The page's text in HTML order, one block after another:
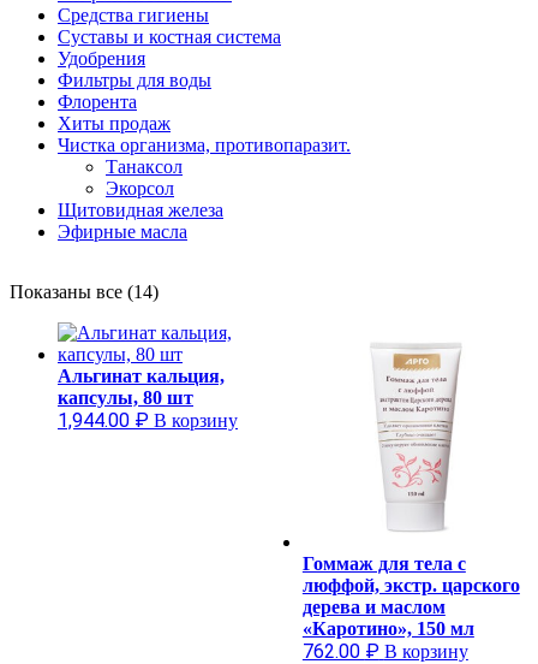
Средства гигиены
Суставы и костная система
Удобрения
Фильтры для воды
Флорента
Хиты продаж
Чистка организма, противопаразит.
Танаксол
Экорсол
Щитовидная железа
Эфирные масла
Показаны все (14)
Альгинат кальция,
капсулы, 80 шт
1,944.00 ₽ В корзину
Гоммаж для тела с
люффой, экстр. царского
дерева и маслом
«Каротино», 150 мл
762.00 ₽ В корзину